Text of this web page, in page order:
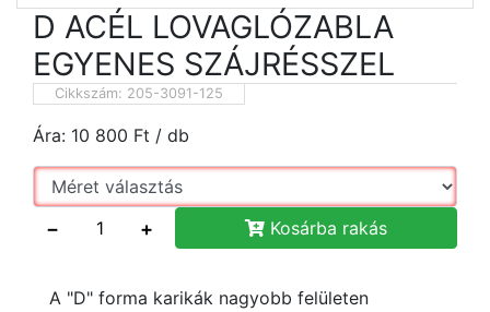
D ACÉL LOVAGLÓZABLA
EGYENES SZÁJRÉSSZEL
Cikkszám: 205-3091-125
Ára: 10 800 Ft / db
− + Kosárba rakás
A "D" forma karikák nagyobb felületen